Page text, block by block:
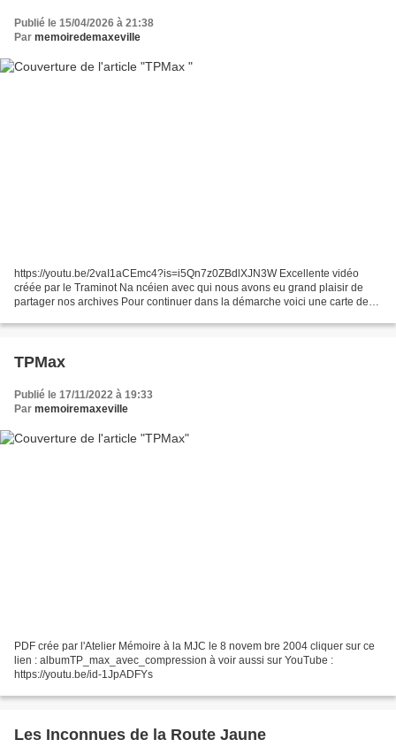
Publié le 15/04/2026 à 21:38
Par memoiredemaxeville
https://youtu.be/2vaI1aCEmc4?is=i5Qn7z0ZBdlXJN3W Excellente vidéo
créée par le Traminot Na ncéien avec qui nous avons eu grand plaisir de
partager nos archives Pour continuer dans la démarche voici une carte de
TPMax
Publié le 17/11/2022 à 19:33
Par memoiremaxeville
PDF crée par l'Atelier Mémoire à la MJC le 8 novem bre 2004 cliquer sur ce
lien : albumTP_max_avec_compression à voir aussi sur YouTube :
https://youtu.be/id-1JpADFYs
Les Inconnues de la Route Jaune